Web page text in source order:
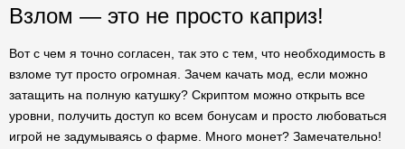
Взлом — это не просто каприз!
Вот с чем я точно согласен, так это с тем, что необходимость в
взломе тут просто огромная. Зачем качать мод, если можно
затащить на полную катушку? Скриптом можно открыть все
уровни, получить доступ ко всем бонусам и просто любоваться
игрой не задумываясь о фарме. Много монет? Замечательно!